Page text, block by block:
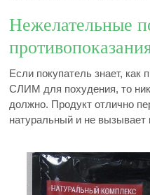
Нежелательные
Если покупатель знает, как
СЛИМ для похудения, то
должно. Продукт отлично
натуральный и не вызывает